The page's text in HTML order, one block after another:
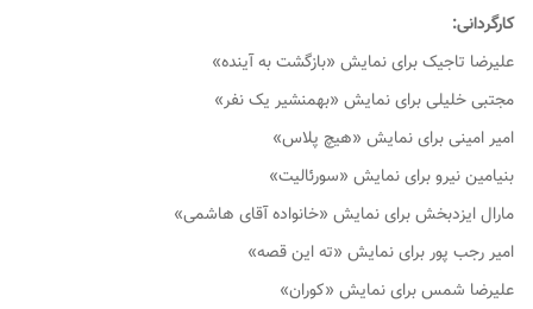
کارگردانی:
علیرضا تاجیک برای نمایش «بازگشت به آینده»
مجتبی خلیلی برای نمایش «بهمنشیر یک نفر»
امیر امینی برای نمایش «هیچ پلاس»
بنیامین نیرو برای نمایش «سورئالیت»
مارال ایزدبخش برای نمایش «خانواده آقای هاشمی»
امیر رجب پور برای نمایش «ته این قصه»
علیرضا شمس برای نمایش «کوران»